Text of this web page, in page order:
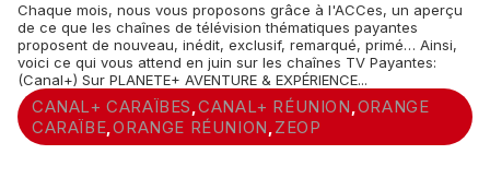
Chaque mois, nous vous proposons grâce à l'ACCes, un aperçu
de ce que les chaînes de télévision thématiques payantes
proposent de nouveau, inédit, exclusif, remarqué, primé… Ainsi,
voici ce qui vous attend en juin sur les chaînes TV Payantes:
(Canal+) Sur PLANETE+ AVENTURE & EXPÉRIENCE...
CANAL+ CARAÏBES ,CANAL+ RÉUNION ,ORANGE
CARAÏBE,ORANGE RÉUNION , ZEOP